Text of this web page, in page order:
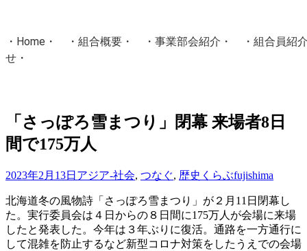
・ Home ・ ・ 組合概要 ・ ・ 事業部会紹介 ・ ・ 組合員紹
せ ・
国土交通省・経済産業省・農林水産省・厚生労働省 認可
「さっぽろ雪まつり」閉幕 来場者8日
間で175万人
2023年2月13日 アジア-社会, つなぐ, 歴史くらぶfujishima
北海道冬の風物詩「さっぽろ雪まつり」が２月11日閉幕し
た。実行委員会は４日からの８日間に175万人が会場に来場
したと発表した。今年は３年ぶりに復活。通路を一方通行に
して混雑を防止するなど新型コロナ対策をしたうえでの会場